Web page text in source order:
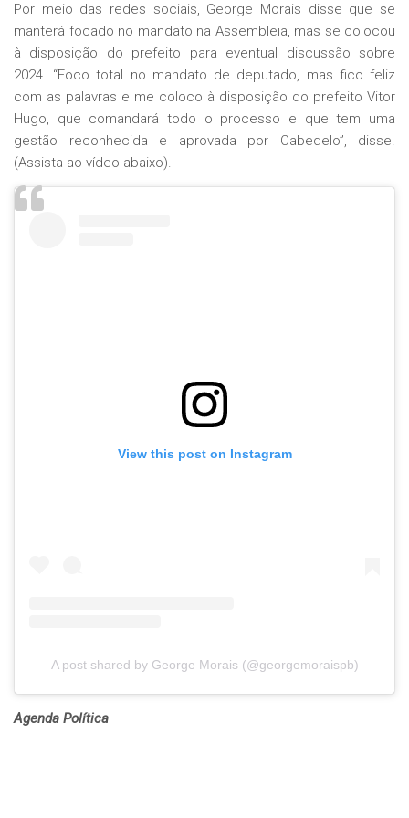
Por meio das redes sociais, George Morais disse que se
manterá focado no mandato na Assembleia, mas se colocou
à disposição do prefeito para eventual discussão sobre
2024. “Foco total no mandato de deputado, mas fico feliz
com as palavras e me coloco à disposição do prefeito Vitor
Hugo, que comandará todo o processo e que tem uma
gestão reconhecida e aprovada por Cabedelo”, disse.
(Assista ao vídeo abaixo).
View this post on Instagram
A post shared by George Morais (@georgemoraispb)
Agenda Política